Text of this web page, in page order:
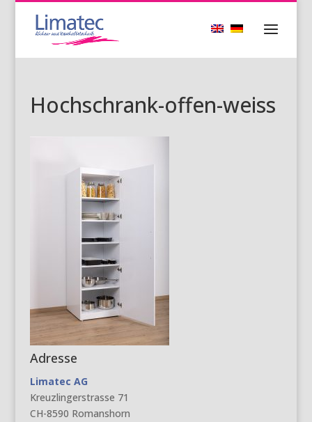
Hochschrank-offen-weiss
Adresse
Limatec AG
Kreuzlingerstrasse 71
CH-8590 Romanshorn